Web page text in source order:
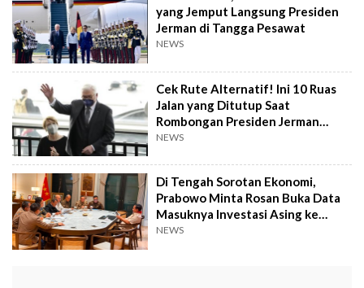
yang Jemput Langsung Presiden
Jerman di Tangga Pesawat
NEWS
Cek Rute Alternatif! Ini 10 Ruas
Jalan yang Ditutup Saat
Rombongan Presiden Jerman
Melintas
NEWS
Di Tengah Sorotan Ekonomi,
Prabowo Minta Rosan Buka Data
Masuknya Investasi Asing ke
Indonesia
NEWS